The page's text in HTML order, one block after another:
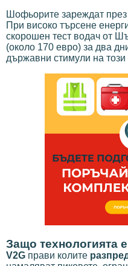
Шофьорите зареждат през
При високо търсене
скорошен тест водач от
(около 170 евро) за два
държавни стимули на този
Защо технологията
V2G прави колите